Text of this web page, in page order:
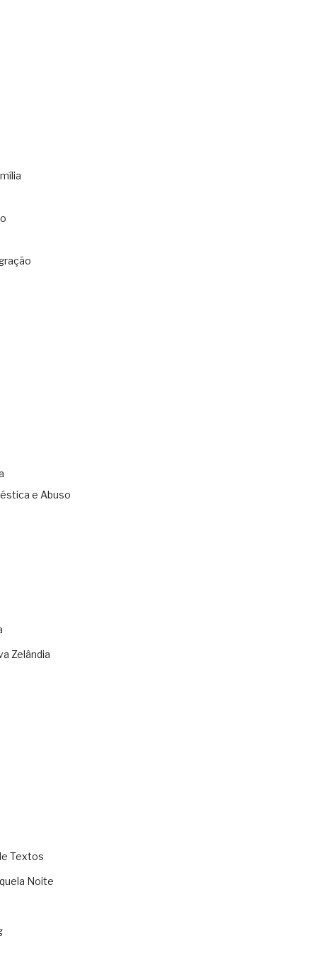
e Abuso
Zelândia
Textos
Noite